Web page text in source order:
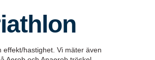
hastighet. Vi mäter även